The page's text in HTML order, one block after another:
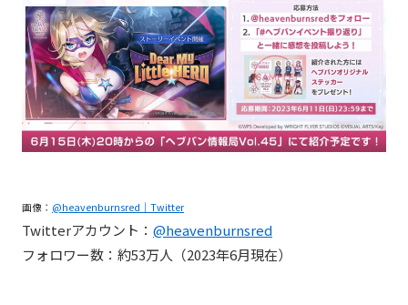
画像： @heavenburnsred｜Twitter
Twitterアカウント： @heavenburnsred
フォロワー数：約53万人（2023年6月現在）